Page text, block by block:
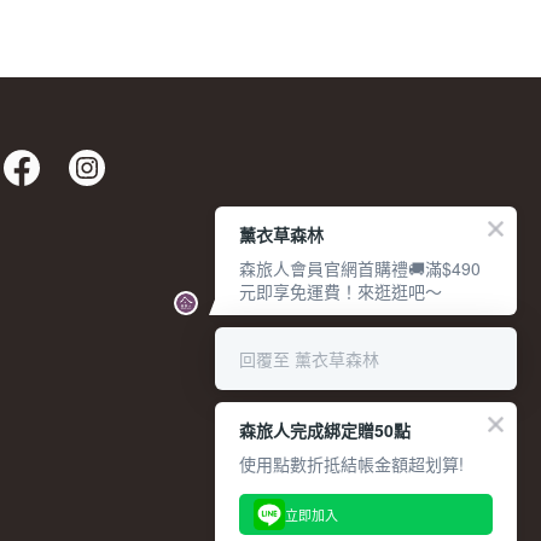
薰衣草森林
森旅人會員官網首購禮🚚滿$490
元即享免運費！來逛逛吧～
回覆至 薰衣草森林
森旅人完成綁定贈50點
使用點數折抵結帳金額超划算!
立即加入